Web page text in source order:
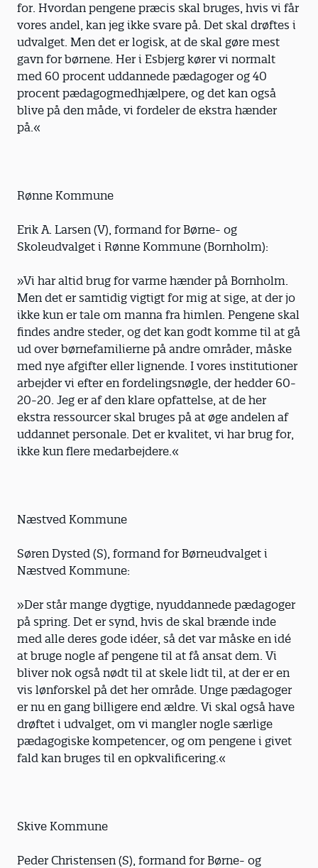
for. Hvordan pengene præcis skal bruges, hvis vi får
vores andel, kan jeg ikke svare på. Det skal drøftes i
udvalget. Men det er logisk, at de skal gøre mest
gavn for børnene. Her i Esbjerg kører vi normalt
med 60 procent uddannede pædagoger og 40
procent pædagogmedhjælpere, og det kan også
blive på den måde, vi fordeler de ekstra hænder
på.«
Rønne Kommune
Erik A. Larsen (V), formand for Børne- og
Skoleudvalget i Rønne Kommune (Bornholm):
»Vi har altid brug for varme hænder på Bornholm.
Men det er samtidig vigtigt for mig at sige, at der jo
ikke kun er tale om manna fra himlen. Pengene skal
findes andre steder, og det kan godt komme til at gå
ud over børne­familierne på andre områder, måske
med nye afgifter eller lignende. I vores institutioner
arbejder vi efter en fordelingsnøgle, der hedder 60-
20-20. Jeg er af den klare opfattelse, at de her
ekstra ressourcer skal bruges på at øge andelen af
uddannet personale. Det er kvalitet, vi har brug for,
ikke kun flere medarbejdere.«
Næstved Kommune
Søren Dysted (S), formand for Børneudvalget i
Næstved Kommune:
»Der står mange dygtige, nyuddannede pædagoger
på spring. Det er synd, hvis de skal brænde inde
med alle deres gode idéer, så det var måske en idé
at bruge nogle af pengene til at få ansat dem. Vi
bliver nok også nødt til at skele lidt til, at der er en
vis lønforskel på det her område. Unge pædagoger
er nu en gang billigere end ældre. Vi skal også have
drøftet i udvalget, om vi mangler nogle særlige
pædagogiske kompetencer, og om pengene i givet
fald kan bruges til en opkvalificering.«
Skive Kommune
Peder Christensen (S), formand for Børne- og